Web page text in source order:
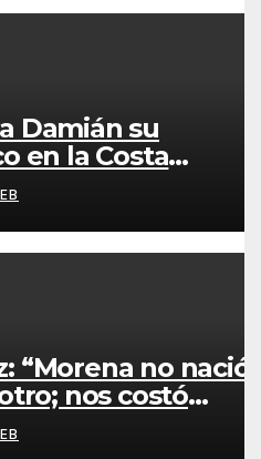
Damián su
en la Costa
mil personas
en agua de
“Morena no nació
nos costó
lucha”